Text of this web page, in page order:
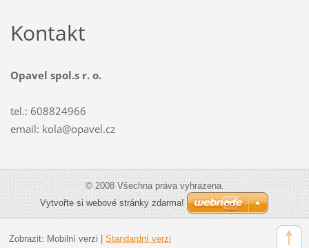
Kontakt
Opavel spol.s r. o.
tel.: 608824966
email: kola@opavel.cz
© 2008 Všechna práva vyhrazena.
Vytvořte si webové stránky zdarma!
Zobrazit: Mobilní verzi Standardní verzi